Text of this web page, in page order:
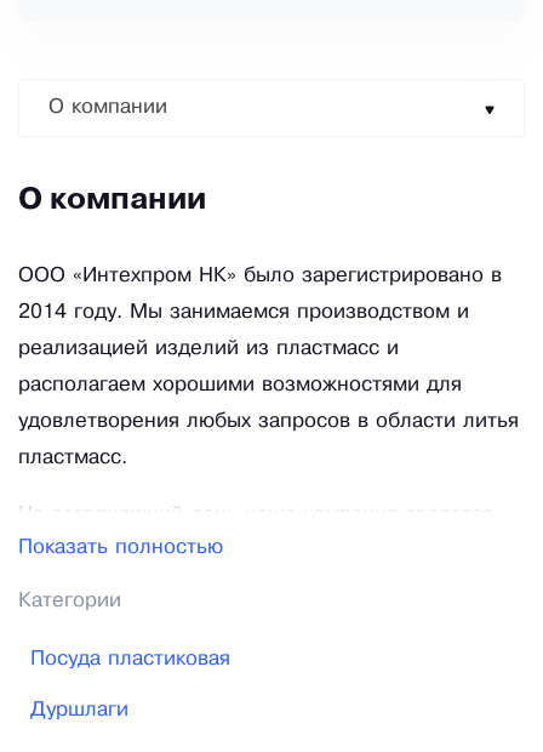
О компании
О компании
ООО «Интехпром НК» было зарегистрировано в
2014 году. Мы занимаемся производством и
реализацией изделий из пластмасс и
располагаем хорошими возможностями для
удовлетворения любых запросов в области литья
пластмасс.
На сегодняшний день наша компания является
одной из ведущих производителей товаров
народного потребления из пластмассы.
ассортимент продукции рассчитанной на все
слои населения.
Показать полностью
Категории
Посуда пластиковая
Дуршлаги